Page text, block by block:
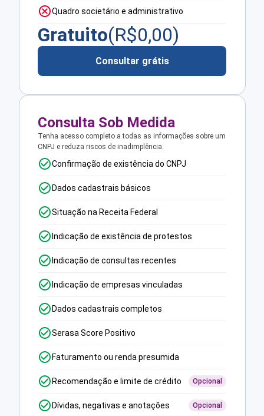
Quadro societário e administrativo
Gratuito(R$0,00)
Consultar grátis
Consulta Sob Medida
Tenha acesso completo a todas as informações sobre um
CNPJ e reduza riscos de inadimplência.
Confirmação de existência do CNPJ
Dados cadastrais básicos
Situação na Receita Federal
Indicação de existência de protestos
Indicação de consultas recentes
Indicação de empresas vinculadas
Dados cadastrais completos
Serasa Score Positivo
Faturamento ou renda presumida
Recomendação e limite de crédito Opcional
Dívidas, negativas e anotações Opcional